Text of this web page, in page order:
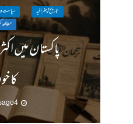
تاریخ / جغرافیہ سیاست
پاکستان میں
کا
4 days ago